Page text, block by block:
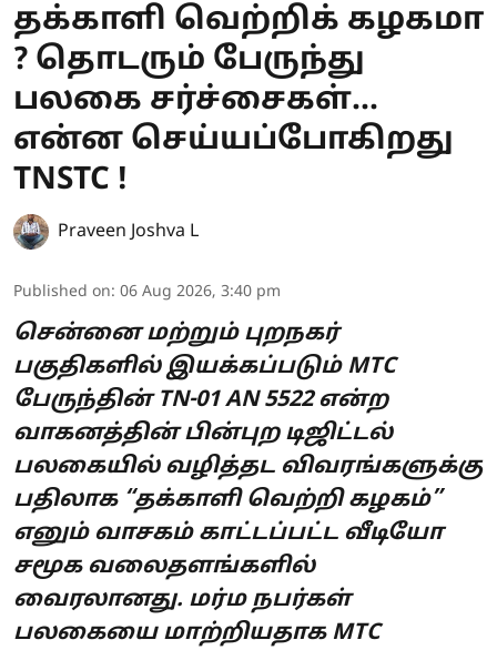
தக்காளி வெற்றிக் கழகமா
? தொடரும் பேருந்து
பலகை சர்ச்சைகள்...
என்ன செய்யப்போகிறது
TNSTC !
Praveen Joshva L
Published on: 06 Aug 2026, 3:40 pm
சென்னை மற்றும் புறநகர்
பகுதிகளில் இயக்கப்படும் MTC
பேருந்தின் TN-01 AN 5522 என்ற
வாகனத்தின் பின்புற டிஜிட்டல்
பலகையில் வழித்தட விவரங்களுக்கு
பதிலாக “தக்காளி வெற்றி கழகம்”
எனும் வாசகம் காட்டப்பட்ட வீடியோ
சமூக வலைதளங்களில்
வைரலானது. மர்ம நபர்கள்
பலகையை மாற்றியதாக MTC